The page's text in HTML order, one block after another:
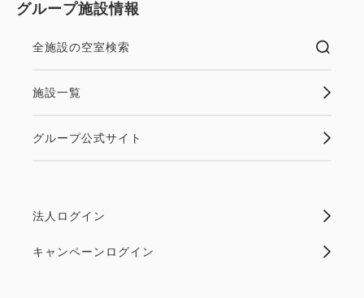
グループ施設情報
全施設の空室検索
施設一覧
グループ公式サイト
法人ログイン
キャンペーンログイン